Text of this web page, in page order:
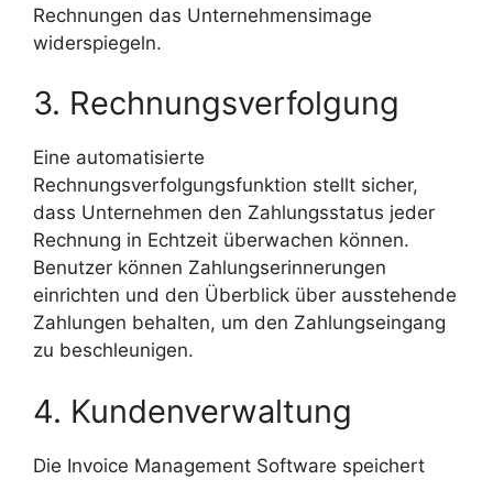
Rechnungen das Unternehmensimage
widerspiegeln.
3. Rechnungsverfolgung
Eine automatisierte
Rechnungsverfolgungsfunktion stellt sicher,
dass Unternehmen den Zahlungsstatus jeder
Rechnung in Echtzeit überwachen können.
Benutzer können Zahlungserinnerungen
einrichten und den Überblick über ausstehende
Zahlungen behalten, um den Zahlungseingang
zu beschleunigen.
4. Kundenverwaltung
Die Invoice Management Software speichert